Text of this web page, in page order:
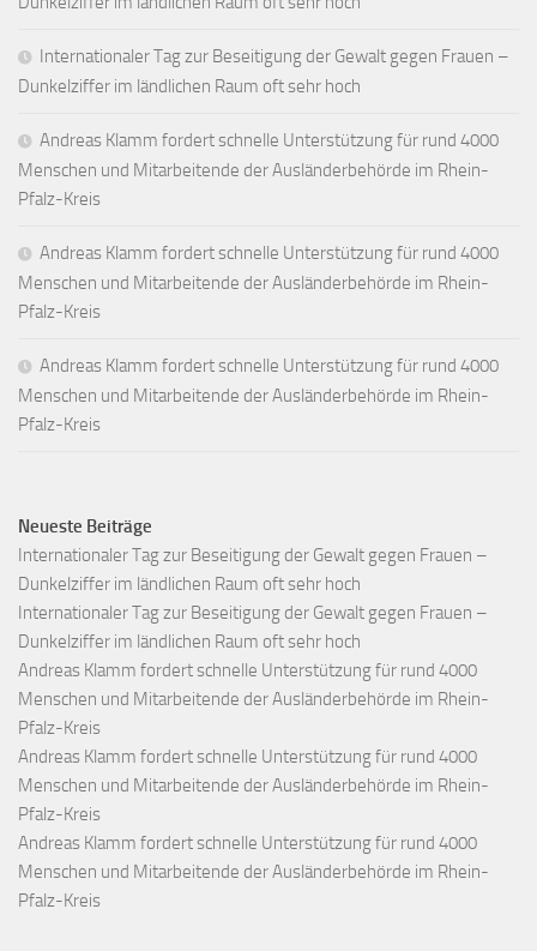
Internationaler Tag zur Beseitigung der Gewalt gegen Frauen –
Dunkelziffer im ländlichen Raum oft sehr hoch
Andreas Klamm fordert schnelle Unterstützung für rund 4000
Menschen und Mitarbeitende der Ausländerbehörde im Rhein-
Pfalz-Kreis
Andreas Klamm fordert schnelle Unterstützung für rund 4000
Menschen und Mitarbeitende der Ausländerbehörde im Rhein-
Pfalz-Kreis
Andreas Klamm fordert schnelle Unterstützung für rund 4000
Menschen und Mitarbeitende der Ausländerbehörde im Rhein-
Pfalz-Kreis
Neueste Beiträge
Internationaler Tag zur Beseitigung der Gewalt gegen Frauen –
Dunkelziffer im ländlichen Raum oft sehr hoch
Internationaler Tag zur Beseitigung der Gewalt gegen Frauen –
Dunkelziffer im ländlichen Raum oft sehr hoch
Andreas Klamm fordert schnelle Unterstützung für rund 4000
Menschen und Mitarbeitende der Ausländerbehörde im Rhein-
Pfalz-Kreis
Andreas Klamm fordert schnelle Unterstützung für rund 4000
Menschen und Mitarbeitende der Ausländerbehörde im Rhein-
Pfalz-Kreis
Andreas Klamm fordert schnelle Unterstützung für rund 4000
Menschen und Mitarbeitende der Ausländerbehörde im Rhein-
Pfalz-Kreis